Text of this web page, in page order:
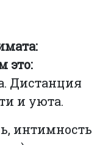
это:
Дистанция
и уюта.
интимность